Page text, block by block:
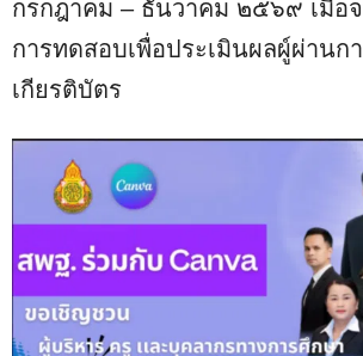
กรกฎาคม – ธันวาคม ๒๕๖๙ เมื่อ
การทดสอบเพื่อประเมินผลผู์ผ่านก
เกียรติบัตร